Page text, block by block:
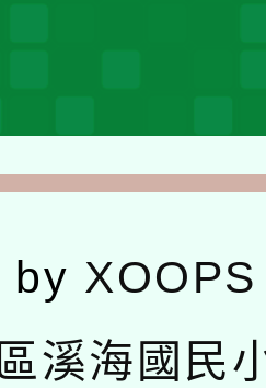
by XOOPS
溪海國民